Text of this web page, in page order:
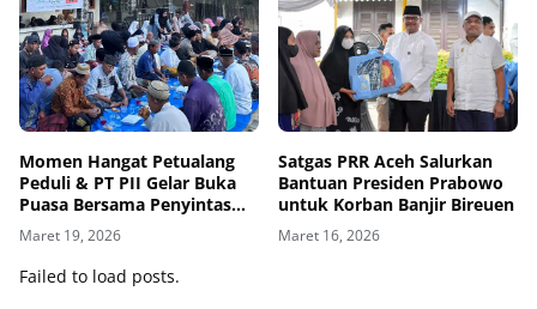
Momen Hangat Petualang
Peduli & PT PII Gelar Buka
Puasa Bersama Penyintas
Banjir
Maret 19, 2026
Satgas PRR Aceh Salurkan
Bantuan Presiden Prabowo
untuk Korban Banjir Bireuen
Maret 16, 2026
Failed to load posts.